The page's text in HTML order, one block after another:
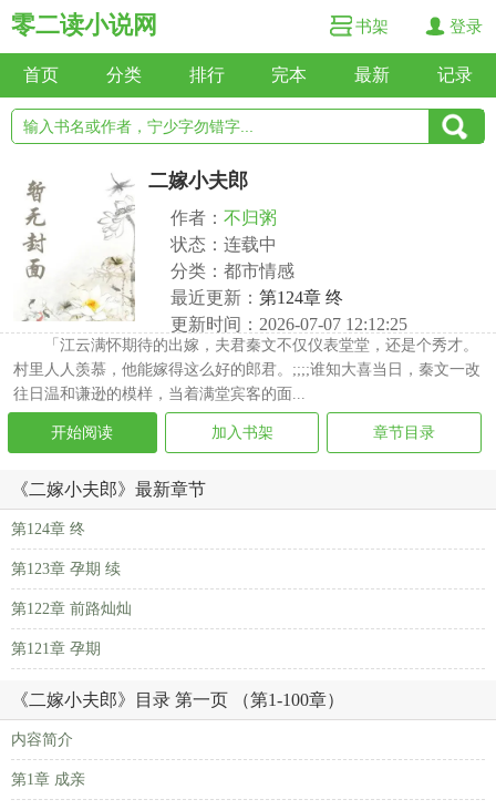
零二读小说网 书架 登录
首页 分类 排行 完本 最新 记录
二嫁小夫郎
作者： 不归粥
状态：连载中
分类：都市情感
最近更新： 第124章 终
更新时间：2026-07-07 12:12:25
「江云满怀期待的出嫁，夫君秦文不仅仪表堂堂，还是个秀才。
村里人人羡慕，他能嫁得这么好的郎君。;;;;谁知大喜当日，秦文一改
往日温和谦逊的模样，当着满堂宾客的面...
开始阅读 加入书架 章节目录
《二嫁小夫郎》最新章节
第124章 终
第123章 孕期 续
第122章 前路灿灿
第121章 孕期
《二嫁小夫郎》目录 第一页 （第1-100章）
内容简介
第1章 成亲